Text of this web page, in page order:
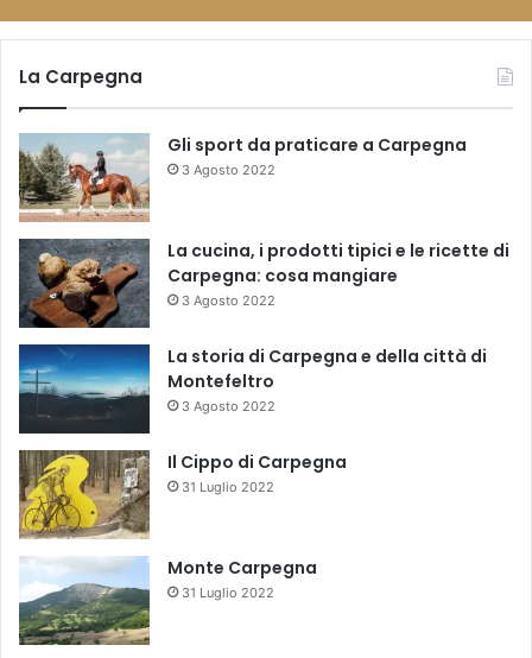
La Carpegna
Gli sport da praticare a Carpegna
3 Agosto 2022
La cucina, i prodotti tipici e le ricette di
Carpegna: cosa mangiare
3 Agosto 2022
La storia di Carpegna e della città di
Montefeltro
3 Agosto 2022
Il Cippo di Carpegna
31 Luglio 2022
Monte Carpegna
31 Luglio 2022